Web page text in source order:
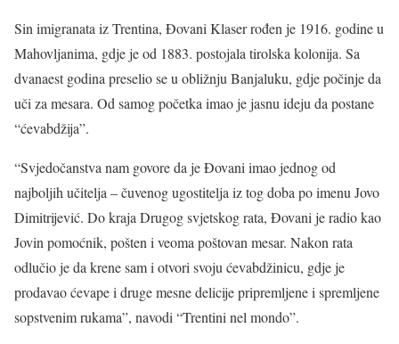
Sin imigranata iz Trentina, Đovani Klaser rođen je 1916. godine u
Mahovljanima, gdje je od 1883. postojala tirolska kolonija. Sa
dvanaest godina preselio se u obližnju Banjaluku, gdje počinje da
uči za mesara. Od samog početka imao je jasnu ideju da postane
“ćevabdžija”.
“Svjedočanstva nam govore da je Đovani imao jednog od
najboljih učitelja – čuvenog ugostitelja iz tog doba po imenu Jovo
Dimitrijević. Do kraja Drugog svjetskog rata, Đovani je radio kao
Jovin pomoćnik, pošten i veoma poštovan mesar. Nakon rata
odlučio je da krene sam i otvori svoju ćevabdžinicu, gdje je
prodavao ćevape i druge mesne delicije pripremljene i spremljene
sopstvenim rukama”, navodi “Trentini nel mondo”.